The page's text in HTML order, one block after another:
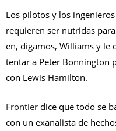
Los pilotos y los
requieren ser nutridas
en, digamos, Williams y le
tentar a Peter Bonnington
con Lewis Hamilton.
Frontier dice que todo se
con un exanalista de